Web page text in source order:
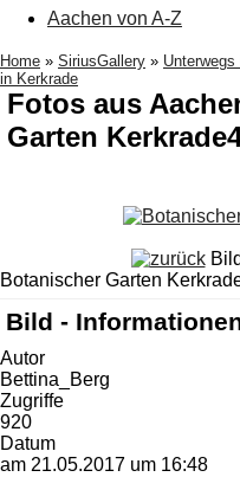
Aachen von A-Z
Home » SiriusGallery »
in Kerkrade
Fotos aus
Garten
Botanischer Garten
Bild -
Autor
Bettina_Berg
Zugriffe
920
Datum
am 21.05.2017 um 16:48